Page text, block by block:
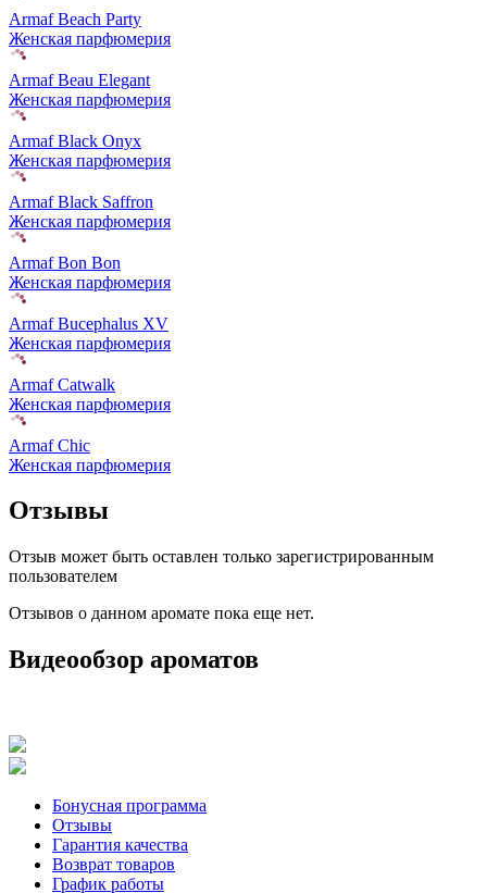
Armaf Beach Party
Женская парфюмерия
Armaf Beau Elegant
Женская парфюмерия
Armaf Black Onyx
Женская парфюмерия
Armaf Black Saffron
Женская парфюмерия
Armaf Bon Bon
Женская парфюмерия
Armaf Bucephalus XV
Женская парфюмерия
Armaf Catwalk
Женская парфюмерия
Armaf Chic
Женская парфюмерия
Отзывы
Отзыв может быть оставлен только зарегистрированным
пользователем
Отзывов о данном аромате пока еще нет.
Видеообзор ароматов
Бонусная программа
Отзывы
Гарантия качества
Возврат товаров
График работы